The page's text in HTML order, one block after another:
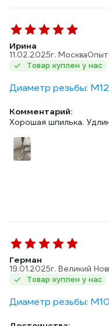
Ирина
11.02.2025г. МоскваОпыт
Товар куплен у нас
Диаметр резьбы:
Комментарий:
Хорошая шпилька.
Герман
19.01.2025г. Великий
Товар куплен у нас
Диаметр резьбы: